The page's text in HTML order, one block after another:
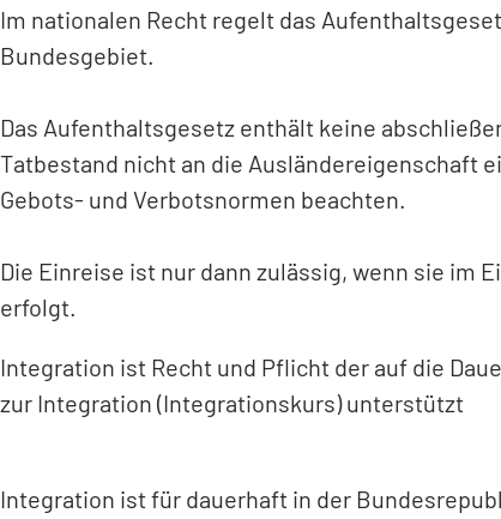
Im nationalen Recht regelt das
Bundesgebiet.
Das Aufenthaltsgesetz enthält keine
Tatbestand nicht an die Ausländereigenschaft
Gebots- und Verbotsnormen beachten.
Die Einreise ist nur dann zulässig, wenn sie im
erfolgt.
Integration ist Recht und Pflicht der auf die
zur Integration (Integrationskurs) unterstützt
Integration ist für dauerhaft in der